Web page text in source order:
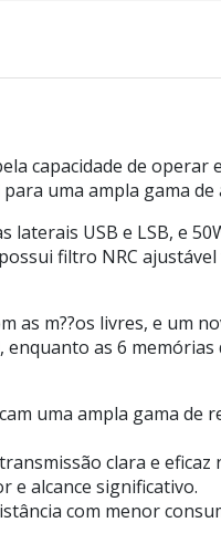
capacidade de operar
uma ampla gama de
USB e LSB, e
filtro NRC
m??os livres, e um
as 6
uma ampla gama de
clara e eficaz
e alcance significativo.
com menor